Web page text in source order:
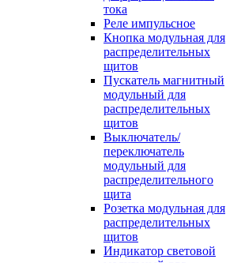
тока
Реле импульсное
Кнопка модульная для
распределительных
щитов
Пускатель магнитный
модульный для
распределительных
щитов
Выключатель/
переключатель
модульный для
распределительного
щита
Розетка модульная для
распределительных
щитов
Индикатор световой